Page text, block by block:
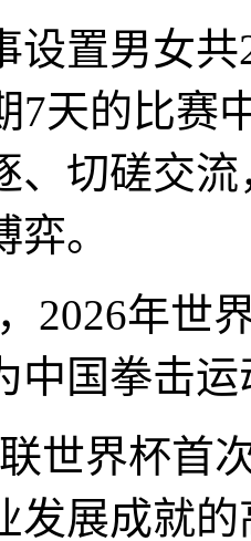
置男女共
7天的比赛
、切磋交
。
2026年世
中国拳击
界杯首次
发展成就